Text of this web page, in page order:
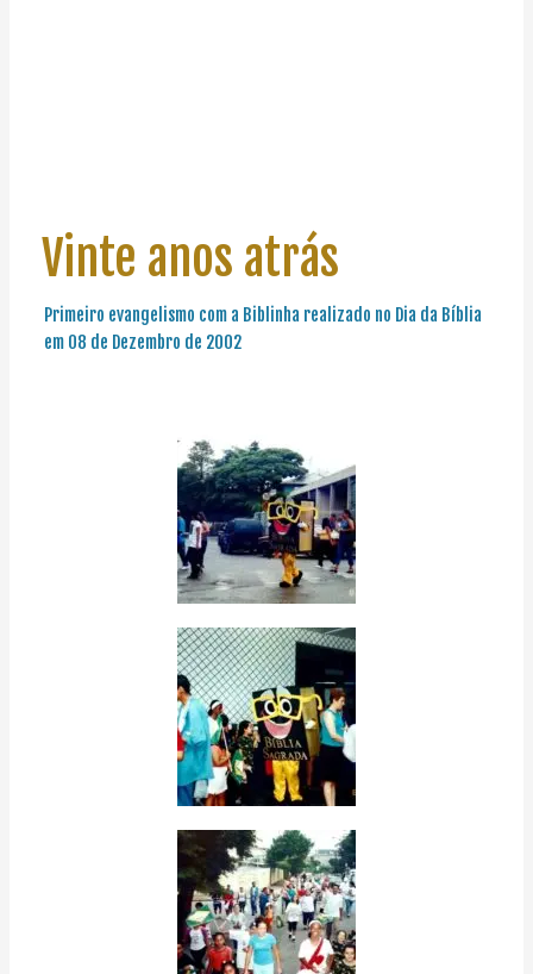
Vinte anos atrás
Primeiro evangelismo com a Biblinha realizado no Dia da Bíblia
em 08 de Dezembro de 2002